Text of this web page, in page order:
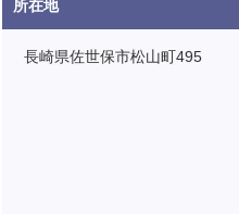
所在地
長崎県佐世保市松山町495